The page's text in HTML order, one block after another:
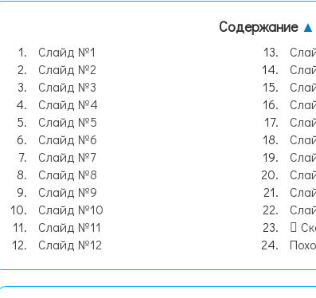
Содержание ▲
Слайд №1
Слайд №2
Слайд №3
Слайд №4
Слайд №5
Слайд №6
Слайд №7
Слайд №8
Слайд №9
Слайд №10
Слайд №11
Слайд №12